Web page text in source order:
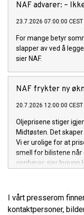
NAF advarer: –
23.7.2026 07:00:00 CEST
For mange betyr
slapper av ved å
sier NAF.
NAF frykter ny
20.7.2026 12:00:00 CEST
Oljeprisene stiger
Midtøsten. Det
Vi er urolige for at
smell for bilistene
opphører, sier Ingunn
I vårt presserom
kontaktpersoner,